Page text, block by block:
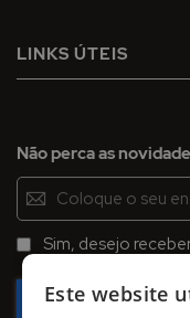
LINKS ÚTEIS
Não perca as
Inscreva-
se
na
Newsletter:
Sim, desejo
Este website